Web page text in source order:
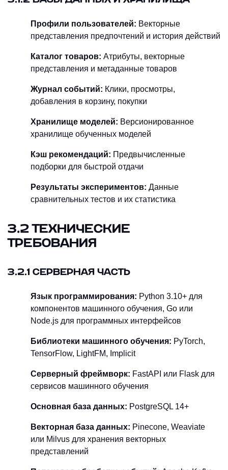
Профили пользователей: Векторные
представления предпочтений и история действий
Каталог товаров: Атрибуты, векторные
представления и метаданные товаров
Журнал событий: Клики, просмотры,
добавления в корзину, покупки
Хранилище моделей: Версионированное
хранилище обученных моделей
Кэш рекомендаций: Предвычисленные
подборки для быстрой отдачи
Результаты экспериментов: Данные
сравнительных тестов и их статистика
3.2 ТЕХНИЧЕСКИЕ
ТРЕБОВАНИЯ
3.2.1 СЕРВЕРНАЯ ЧАСТЬ
Язык программирования: Python 3.10+ для
компонентов машинного обучения, Go или
Node.js для программных интерфейсов
Библиотеки машинного обучения: PyTorch,
TensorFlow, LightFM, Implicit
Серверный фреймворк: FastAPI или Flask для
сервисов машинного обучения
Основная база данных: PostgreSQL 14+
Векторная база данных: Pinecone, Weaviate
или Milvus для хранения векторных
представлений